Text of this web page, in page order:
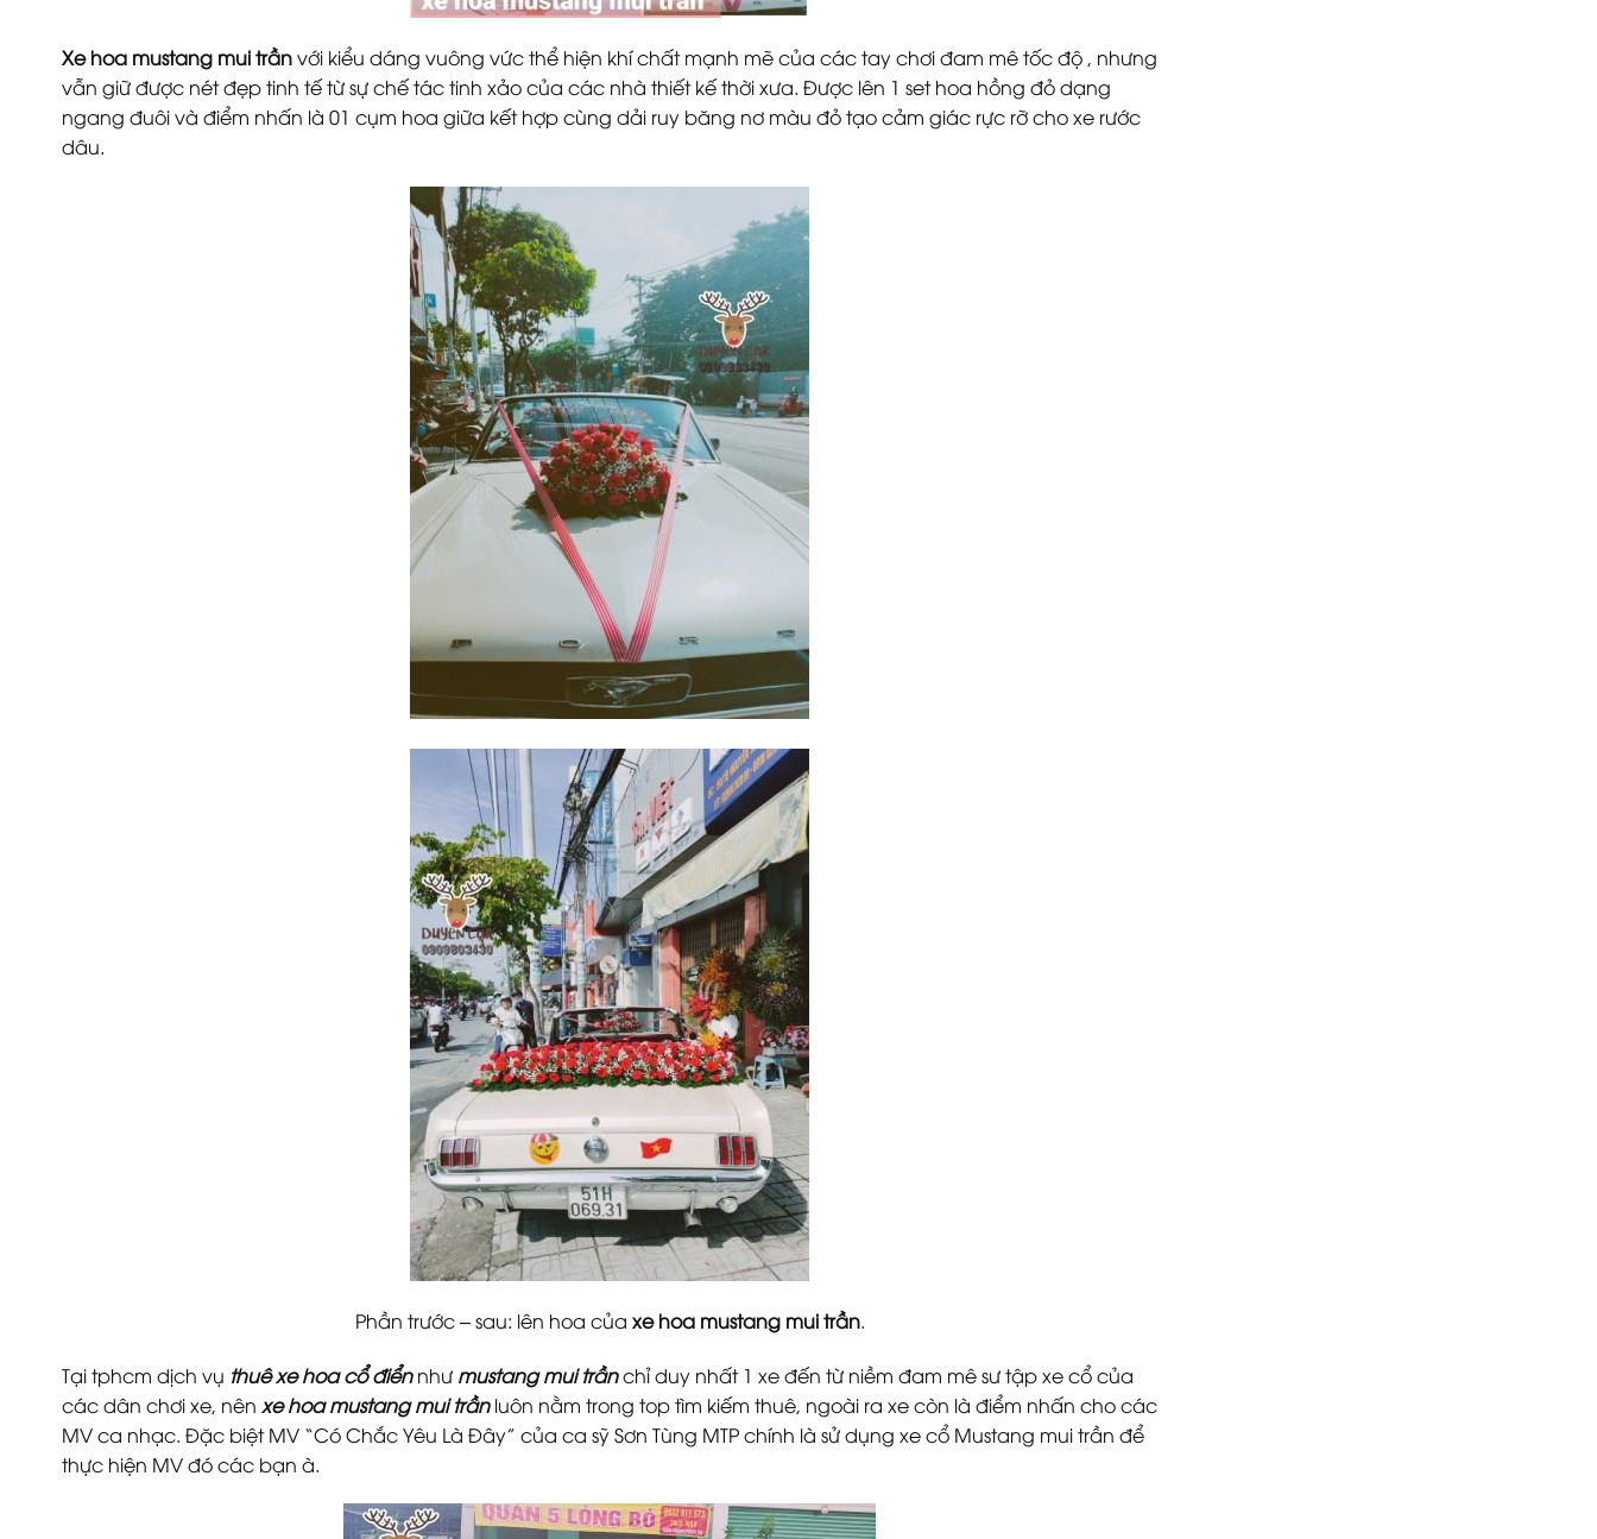
Xe hoa mustang mui trầnvới kiểu dáng vuông vức thể hiện khí chất mạnh mẽ của các tay chơi đam mê tốc độ , nhưng
vẫn giữ được nét đẹp tinh tế từ sự chế tác tinh xảo của các nhà thiết kế thời xưa. Được lên 1 set hoa hồng đỏ dạng
ngang đuôi và điểm nhấn là 01 cụm hoa giữa kết hợp cùng dải ruy băng nơ màu đỏ tạo cảm giác rực rỡ cho xe rước
dâu.
Phần trước – sau: lên hoa của xe hoa mustang mui trần.
Tại tphcm dịch vụ thuê xe hoa cổ điểnnhư mustang mui trầnchỉ duy nhất 1 xe đến từ niềm đam mê sư tập xe cổ của
các dân chơi xe, nên xe hoa mustang mui trầnluôn nằm trong top tìm kiếm thuê, ngoài ra xe còn là điểm nhấn cho các
MV ca nhạc. Đặc biệt MV “Có Chắc Yêu Là Đây” của ca sỹ Sơn Tùng MTP chính là sử dụng xe cổ Mustang mui trần để
thực hiện MV đó các bạn à.